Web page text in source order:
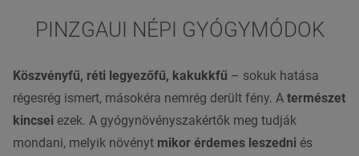
PINZGAUI NÉPI GYÓGYMÓDOK
Köszvényfű, réti legyezőfű, kakukkfű – sokuk hatása
régesrég ismert, másokéra nemrég derült fény. A természet
kincsei ezek. A gyógynövényszakértők meg tudják
mondani, melyik növényt mikor érdemes leszedni és